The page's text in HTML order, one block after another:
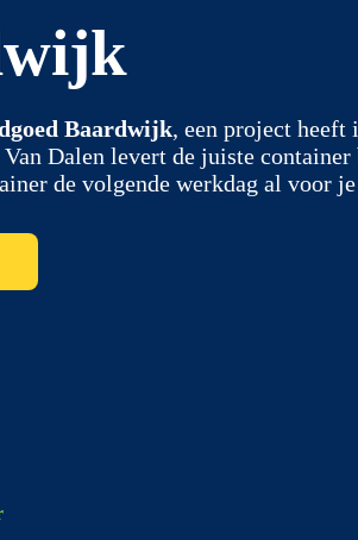
Baardwijk, een project heeft
Van Dalen levert de juiste
de volgende werkdag al voor